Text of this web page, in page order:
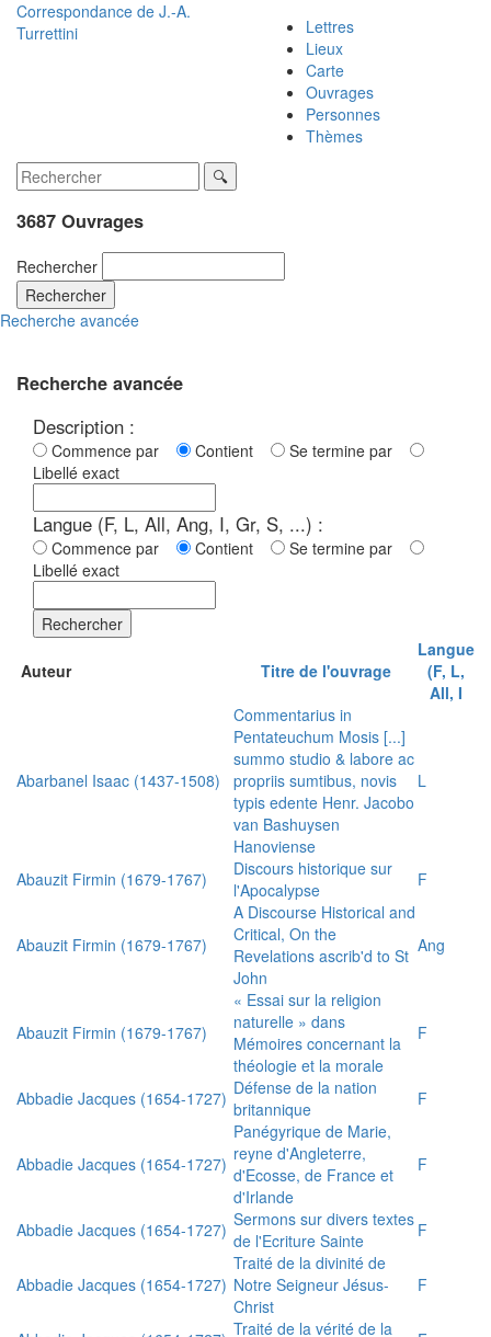
Correspondance de J.-A.
Turrettini
Lettres
Lieux
Carte
Ouvrages
Personnes
Thèmes
3687 Ouvrages
Rechercher
Rechercher
Recherche avancée
Recherche avancée
Description :
Commence par Contient
Se termine par
Libellé exact
Langue (F, L, All, Ang, I, Gr, S, ...) :
Commence par Contient
Se termine par
Libellé exact
Rechercher
Auteur Titre de l'ouvrage
Langue
(F, L,
All, I
Abarbanel Isaac (1437-1508)
Commentarius in
Pentateuchum Mosis [...]
summo studio & labore ac
propriis sumtibus, novis
typis edente Henr. Jacobo
van Bashuysen
Hanoviense
L
Abauzit Firmin (1679-1767)
Discours historique sur
l'Apocalypse
F
Abauzit Firmin (1679-1767)
A Discourse Historical and
Critical, On the
Revelations ascrib'd to St
John
Ang
Abauzit Firmin (1679-1767)
« Essai sur la religion
naturelle » dans
Mémoires concernant la
théologie et la morale
F
Abbadie Jacques (1654-1727) Défense de la nation
britannique
F
Abbadie Jacques (1654-1727)
Panégyrique de Marie,
reyne d'Angleterre,
d'Ecosse, de France et
d'Irlande
F
Abbadie Jacques (1654-1727) Sermons sur divers textes
de l'Ecriture Sainte
F
Abbadie Jacques (1654-1727)
Traité de la divinité de
Notre Seigneur Jésus-
Christ
F
Traité de la vérité de la